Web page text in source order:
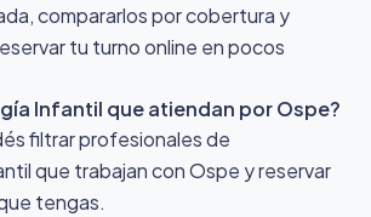
compararlos por cobertura y
tu turno online en pocos
Infantil que atiendan por Ospe?
filtrar profesionales de
que trabajan con Ospe y reservar
tengas.